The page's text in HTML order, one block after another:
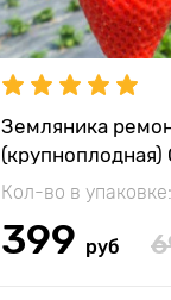
Земляника
(крупноплодная)
Кол-во в упаковке:
399 руб